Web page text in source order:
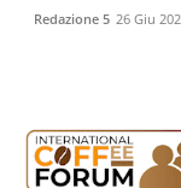
Redazione 5 26 Giu